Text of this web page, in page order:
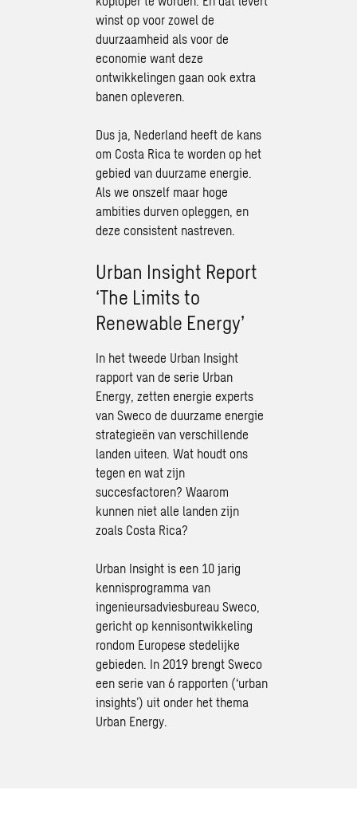
winst op voor zowel de
duurzaamheid als voor de
economie want deze
ontwikkelingen gaan ook extra
banen opleveren.
Dus ja, Nederland heeft de kans
om Costa Rica te worden op het
gebied van duurzame energie.
Als we onszelf maar hoge
ambities durven opleggen, en
deze consistent nastreven.
Urban Insight Report
‘The Limits to
Renewable Energy’
In het tweede Urban Insight
rapport van de serie Urban
Energy, zetten energie experts
van Sweco de duurzame energie
strategieën van verschillende
landen uiteen. Wat houdt ons
tegen en wat zijn
succesfactoren? Waarom
kunnen niet alle landen zijn
zoals Costa Rica?
Urban Insight is een 10 jarig
kennisprogramma van
ingenieursadviesbureau Sweco,
gericht op kennisontwikkeling
rondom Europese stedelijke
gebieden. In 2019 brengt Sweco
een serie van 6 rapporten (‘urban
insights’) uit onder het thema
Urban Energy.